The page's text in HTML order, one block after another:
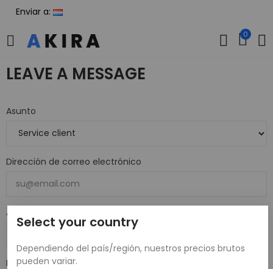
Select your country
Dependiendo del país/región, nuestros precios brutos
pueden variar.
Enviar a:
0
LEAVE A MESSAGE
Asunto
Dirección de correo electrónico
Archivo adjunto
Mensaje